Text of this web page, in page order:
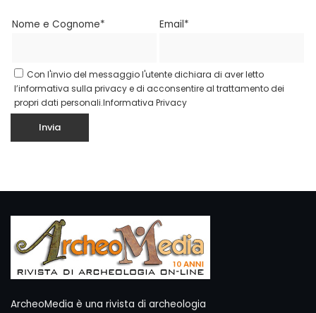
Nome e Cognome* Email*
Con l'invio del messaggio l'utente dichiara di aver letto
l’informativa sulla privacy e di acconsentire al trattamento dei
propri dati personali.Informativa Privacy
ArcheoMedia è una rivista di archeologia